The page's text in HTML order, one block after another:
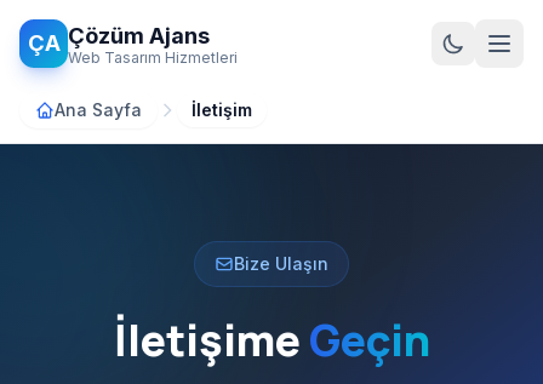
Ana içeriğe atla
ÇA Çözüm Ajans
Web Tasarım Hizmetleri
Ana Sayfa İletişim
Bize Ulaşın
İletişimeGeçin